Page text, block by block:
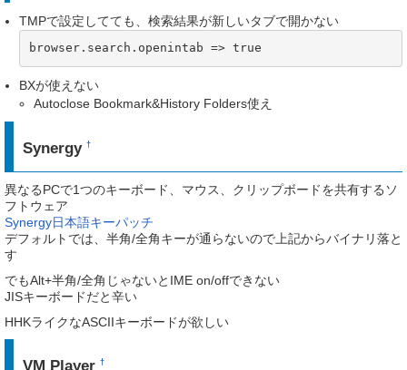
TMPで設定してても、検索結果が新しいタブで開かない
browser.search.openintab => true
BXが使えない
Autoclose Bookmark&History Folders使え
Synergy†
異なるPCで1つのキーボード、マウス、クリップボードを共有するソ
フトウェア
Synergy日本語キーパッチ
デフォルトでは、半角/全角キーが通らないので上記からバイナリ落と
す
でもAlt+半角/全角じゃないとIME on/offできない
JISキーボードだと辛い
HHKライクなASCIIキーボードが欲しい
VM Player†